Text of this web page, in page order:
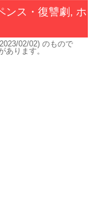
ンス・復讐劇, ホ
02/02)のもので
あります。